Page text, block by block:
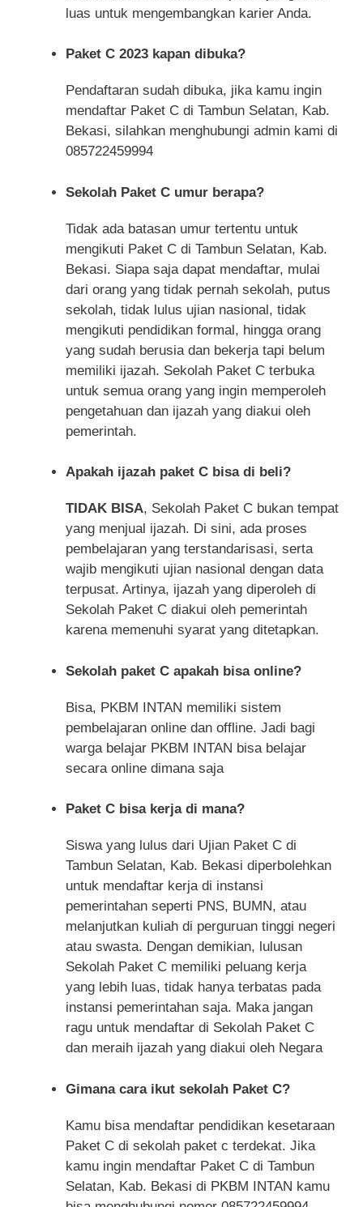
luas untuk mengembangkan karier Anda.
Paket C 2023 kapan dibuka?
Pendaftaran sudah dibuka, jika kamu ingin
mendaftar Paket C di Tambun Selatan, Kab.
Bekasi, silahkan menghubungi admin kami di
085722459994
Sekolah Paket C umur berapa?
Tidak ada batasan umur tertentu untuk
mengikuti Paket C di Tambun Selatan, Kab.
Bekasi. Siapa saja dapat mendaftar, mulai
dari orang yang tidak pernah sekolah, putus
sekolah, tidak lulus ujian nasional, tidak
mengikuti pendidikan formal, hingga orang
yang sudah berusia dan bekerja tapi belum
memiliki ijazah. Sekolah Paket C terbuka
untuk semua orang yang ingin memperoleh
pengetahuan dan ijazah yang diakui oleh
pemerintah.
Apakah ijazah paket C bisa di beli?
TIDAK BISA, Sekolah Paket C bukan tempat
yang menjual ijazah. Di sini, ada proses
pembelajaran yang terstandarisasi, serta
wajib mengikuti ujian nasional dengan data
terpusat. Artinya, ijazah yang diperoleh di
Sekolah Paket C diakui oleh pemerintah
karena memenuhi syarat yang ditetapkan.
Sekolah paket C apakah bisa online?
Bisa, PKBM INTAN memiliki sistem
pembelajaran online dan offline. Jadi bagi
warga belajar PKBM INTAN bisa belajar
secara online dimana saja
Paket C bisa kerja di mana?
Siswa yang lulus dari Ujian Paket C di
Tambun Selatan, Kab. Bekasi diperbolehkan
untuk mendaftar kerja di instansi
pemerintahan seperti PNS, BUMN, atau
melanjutkan kuliah di perguruan tinggi negeri
atau swasta. Dengan demikian, lulusan
Sekolah Paket C memiliki peluang kerja
yang lebih luas, tidak hanya terbatas pada
instansi pemerintahan saja. Maka jangan
ragu untuk mendaftar di Sekolah Paket C
dan meraih ijazah yang diakui oleh Negara
Gimana cara ikut sekolah Paket C?
Kamu bisa mendaftar pendidikan kesetaraan
Paket C di sekolah paket c terdekat. Jika
kamu ingin mendaftar Paket C di Tambun
Selatan, Kab. Bekasi di PKBM INTAN kamu